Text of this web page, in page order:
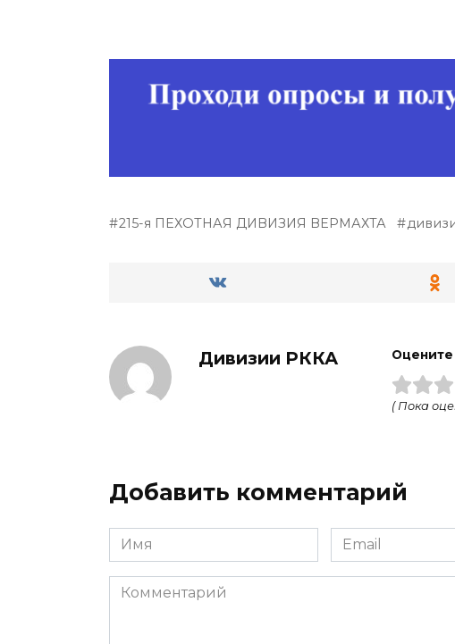
215-я ПЕХОТНАЯ ДИВИЗИЯ ВЕРМАХТА
Дивизии РККА Оцените
( Пока
Добавить комментарий
Имя Email
Комментарий